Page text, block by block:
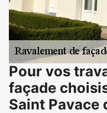
Pour vos
façade
Saint Pavace